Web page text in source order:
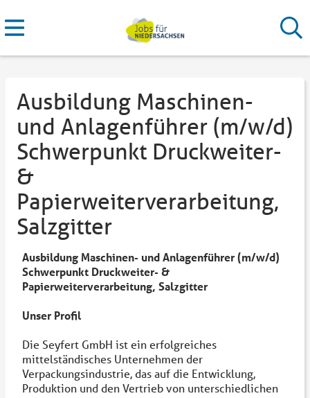
Ausbildung Maschinen-
und Anlagenführer (m/w/d)
Schwerpunkt Druckweiter-
&
Papierweiterverarbeitung,
Salzgitter
Ausbildung Maschinen- und Anlagenführer (m/w/d)
Schwerpunkt Druckweiter- &
Papierweiterverarbeitung, Salzgitter
Unser Profil
Die Seyfert GmbH ist ein erfolgreiches
mittelständisches Unternehmen der
Verpackungsindustrie, das auf die Entwicklung,
Produktion und den Vertrieb von unterschiedlichen